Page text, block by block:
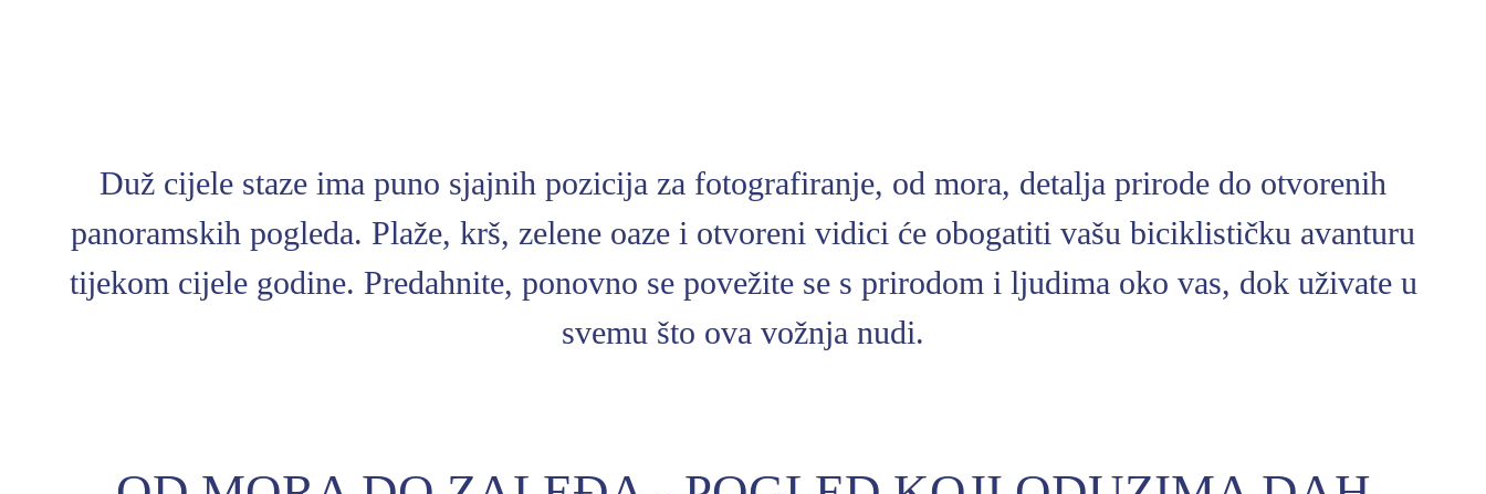
Duž cijele staze ima puno sjajnih pozicija za fotografiranje, od mora, detalja prirode do otvorenih
panoramskih pogleda. Plaže, krš, zelene oaze i otvoreni vidici će obogatiti vašu biciklističku avanturu
tijekom cijele godine. Predahnite, ponovno se povežite se s prirodom i ljudima oko vas, dok uživate u
svemu što ova vožnja nudi.